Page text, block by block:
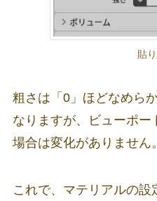
貼
粗さは「0」ほどなめら
なりますが、ビューポ
場合は変化がありません。
これで、マテリアルの設